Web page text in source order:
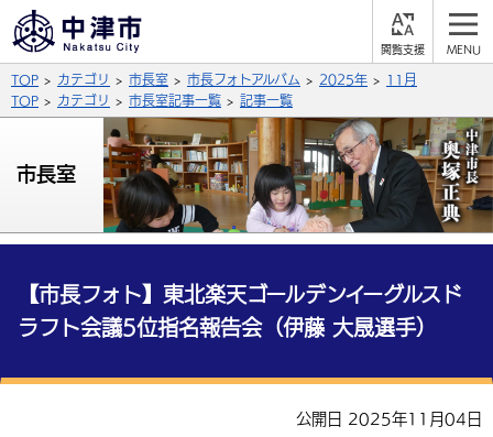
支
ふりがなをつける
背景色
青 白
文字の大きさ
拡大 標準 縮小
公式SNS
X (Twitter) YouTube
サイト内検索
総合メニュー
くらしの情報
届出・登録・証明 保険・年金
健康・予防
事業者の方へ
産業・雇用
TOP カテゴリ 市長室 市長フォトアルバム 2025年
11月
TOP
カテゴリ 市長室記事一覧 記事一覧
市長室
【市長フォト】東北楽天ゴールデンイーグルスド
ラフト会議5位指名報告会（伊藤 大晟選手）
公開日 2025年11月04日